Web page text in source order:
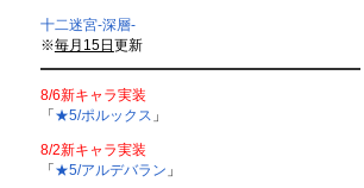
十二迷宮-深層-
※毎月15日更新
8/6新キャラ実装
「 ★5/ポルックス 」
8/2新キャラ実装
「★5/アルデバラン 」